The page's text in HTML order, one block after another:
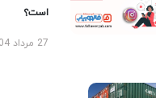
است؟
27 مرداد 1404